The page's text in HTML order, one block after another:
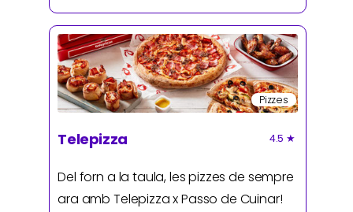
Pizzes
Telepizza 4.5 ★
Del forn a la taula, les pizzes de sempre
ara amb Telepizza x Passo de Cuinar!